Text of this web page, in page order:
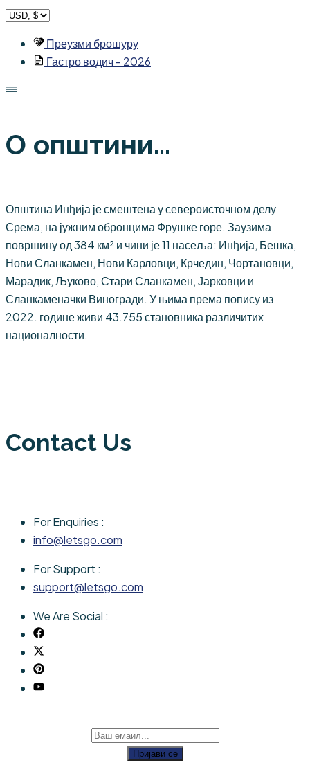
Skip
contentПреузми брошуру
Гастро водич - 2026
О општини...
Општина Инђија је смештена у североисточном делу
Срема, на јужним обронцима Фрушке горе. Заузима
површину од 384 км² и чини је 11 насеља: Инђија, Бешка,
Нови Сланкамен, Нови Карловци, Крчедин, Чортановци,
Марадик, Љуково, Стари Сланкамен, Јарковци и
Сланкаменачки Виногради. У њима према попису из
2022. године живи 43.755 становника различитих
националности.
Contact Us
For Enquiries :
info@letsgo.com
For Support :
support@letsgo.com
We Are Social :
Пријави се